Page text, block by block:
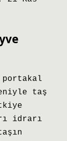
portakal
taş
idrarı